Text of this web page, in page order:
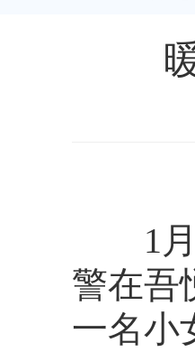
1月3
警在吾
一名小